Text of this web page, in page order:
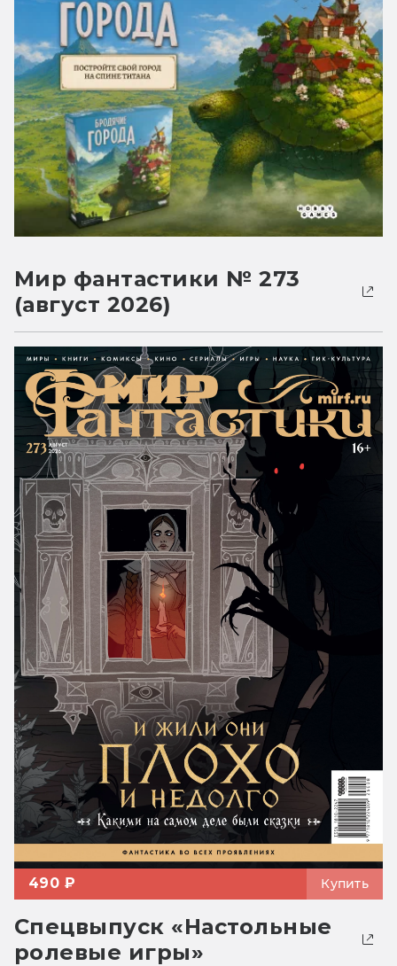
Мир фантастики № 273
(август 2026)
490 ₽ Купить
Спецвыпуск «Настольные
ролевые игры»